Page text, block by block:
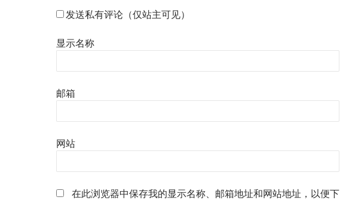
发送私有评论（仅站主可见）
显示名称
邮箱
网站
在此浏览器中保存我的显示名称、邮箱地址和网站地址，以便下